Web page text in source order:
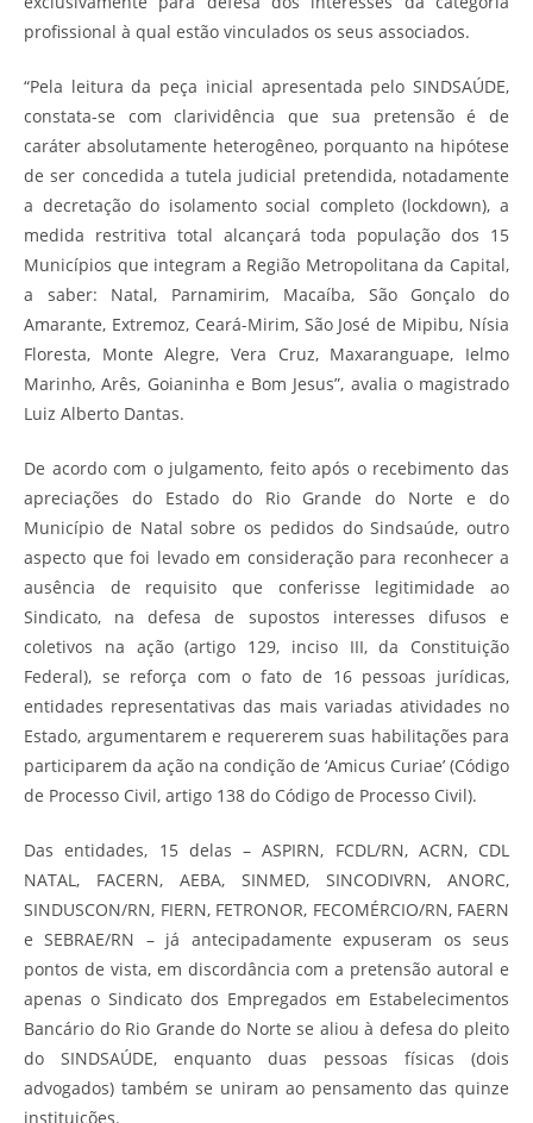
profissional à qual estão vinculados os seus associados.
“Pela leitura da peça inicial apresentada pelo SINDSAÚDE,
constata-se com clarividência que sua pretensão é de
caráter absolutamente heterogêneo, porquanto na hipótese
de ser concedida a tutela judicial pretendida, notadamente
a decretação do isolamento social completo (lockdown), a
medida restritiva total alcançará toda população dos 15
Municípios que integram a Região Metropolitana da Capital,
a saber: Natal, Parnamirim, Macaíba, São Gonçalo do
Amarante, Extremoz, Ceará-Mirim, São José de Mipibu, Nísia
Floresta, Monte Alegre, Vera Cruz, Maxaranguape, Ielmo
Marinho, Arês, Goianinha e Bom Jesus”, avalia o magistrado
Luiz Alberto Dantas.
De acordo com o julgamento, feito após o recebimento das
apreciações do Estado do Rio Grande do Norte e do
Município de Natal sobre os pedidos do Sindsaúde, outro
aspecto que foi levado em consideração para reconhecer a
ausência de requisito que conferisse legitimidade ao
Sindicato, na defesa de supostos interesses difusos e
coletivos na ação (artigo 129, inciso III, da Constituição
Federal), se reforça com o fato de 16 pessoas jurídicas,
entidades representativas das mais variadas atividades no
Estado, argumentarem e requererem suas habilitações para
participarem da ação na condição de ‘Amicus Curiae’ (Código
de Processo Civil, artigo 138 do Código de Processo Civil).
Das entidades, 15 delas – ASPIRN, FCDL/RN, ACRN, CDL
NATAL, FACERN, AEBA, SINMED, SINCODIVRN, ANORC,
SINDUSCON/RN, FIERN, FETRONOR, FECOMÉRCIO/RN, FAERN
e SEBRAE/RN – já antecipadamente expuseram os seus
pontos de vista, em discordância com a pretensão autoral e
apenas o Sindicato dos Empregados em Estabelecimentos
Bancário do Rio Grande do Norte se aliou à defesa do pleito
do SINDSAÚDE, enquanto duas pessoas físicas (dois
advogados) também se uniram ao pensamento das quinze
instituições.